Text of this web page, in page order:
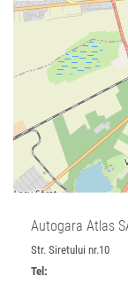
Autogara Atlas
Str. Siretului nr.10
Tel: